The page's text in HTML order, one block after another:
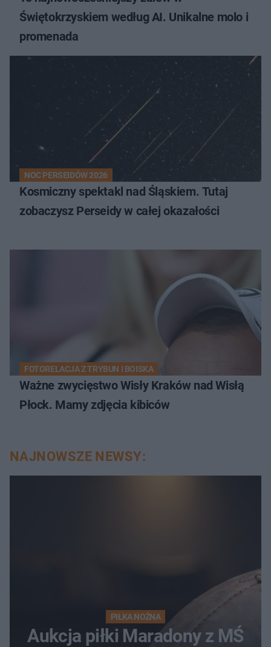
Świętokrzyskiem według AI. Unikalne molo i
promenada
NOC PERSEIDÓW 2026
Kosmiczny spektakl nad Śląskiem. Tutaj
zobaczysz Perseidy w całej okazałości
FOTORELACJA Z TRYBUN I BOISKA
Ważne zwycięstwo Wisły Kraków nad Wisłą
Płock. Mamy zdjęcia kibiców
NAJNOWSZE NEWSY:
PIŁKA NOŻNA
Aukcja piłki Maradony z MŚ